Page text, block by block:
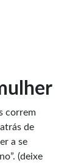
correm
de
a se
(deixe